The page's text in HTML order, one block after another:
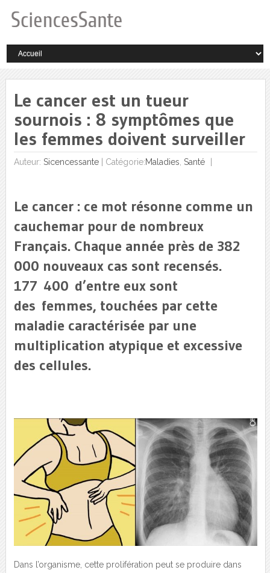
Le cancer est un tueur
sournois : 8 symptômes que
les femmes doivent surveiller
Auteur: Sicencessante| Catégorie:Maladies Santé
Le cancer : ce mot résonne comme un
cauchemar pour de nombreux
Français. Chaque année près de 382
000 nouveaux cas sont recensés.
177 400 d’entre eux sont
des femmes, touchées par cette
maladie caractérisée par une
multiplication atypique et excessive
des cellules.
Dans l’organisme, cette prolifération peut se produire dans